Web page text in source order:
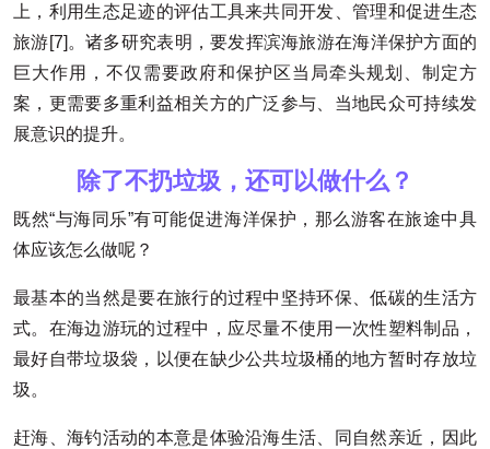
上，利用生态足迹的评估工具来共同开发、管理和促进生态
旅游[7]。诸多研究表明，要发挥滨海旅游在海洋保护方面的
巨大作用，不仅需要政府和保护区当局牵头规划、制定方
案，更需要多重利益相关方的广泛参与、当地民众可持续发
展意识的提升。
除了不扔垃圾，还可以做什么？
既然“与海同乐”有可能促进海洋保护，那么游客在旅途中具
体应该怎么做呢？
最基本的当然是要在旅行的过程中坚持环保、低碳的生活方
式。在海边游玩的过程中，应尽量不使用一次性塑料制品，
最好自带垃圾袋，以便在缺少公共垃圾桶的地方暂时存放垃
圾。
赶海、海钓活动的本意是体验沿海生活、同自然亲近，因此